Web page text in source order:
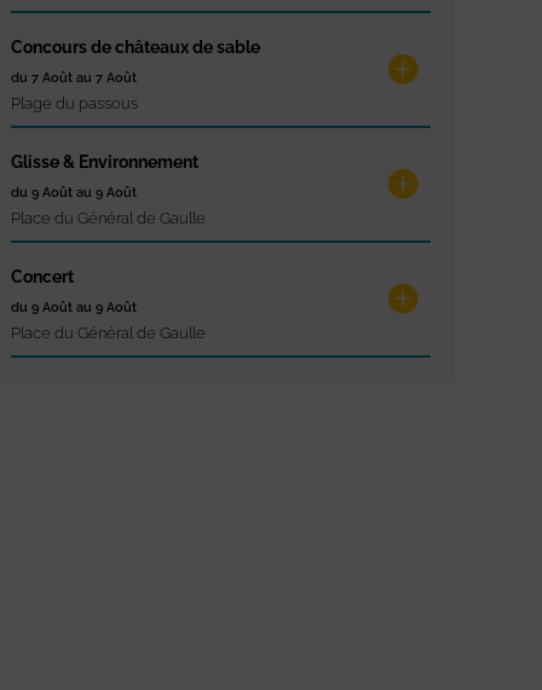
Concours de châteaux de sable
du 7 Août au 7 Août
Plage du passous
Glisse & Environnement
du 9 Août au 9 Août
Place du Général de Gaulle
Concert
du 9 Août au 9 Août
Place du Général de Gaulle